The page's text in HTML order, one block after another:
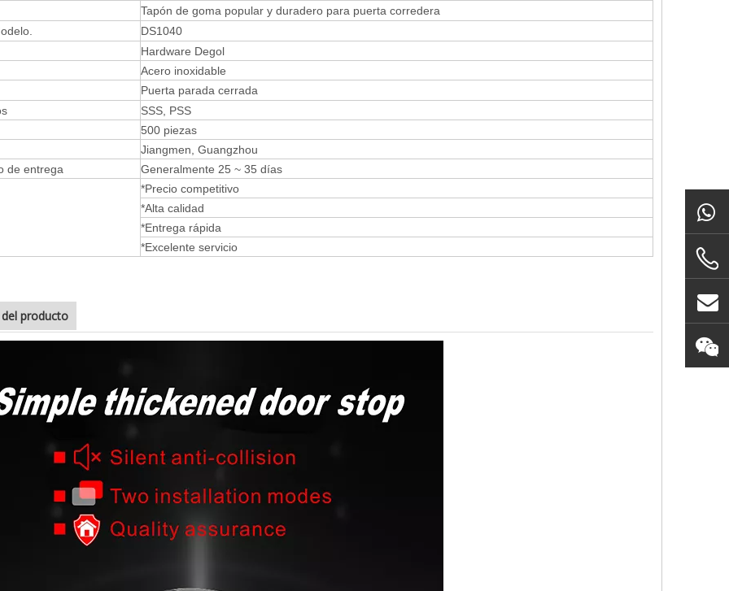
Tapón de goma popular y duradero para puerta corredera
DS1040
Hardware Degol
Acero inoxidable
Puerta parada cerrada
SSS, PSS
500 piezas
Jiangmen, Guangzhou
de entrega
Generalmente 25 ~ 35 días
*Precio competitivo
*Alta calidad
*Entrega rápida
*Excelente servicio
producto